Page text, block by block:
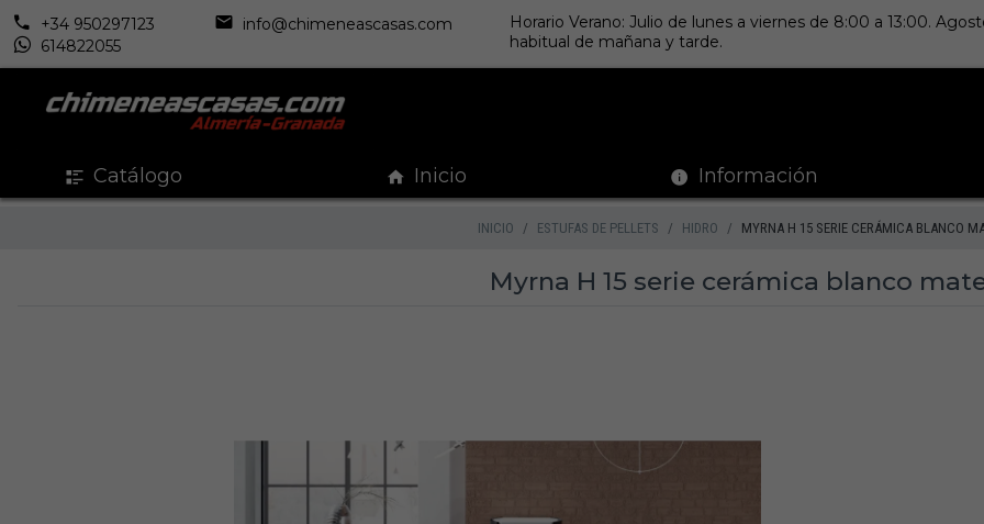
+34 950297123
info@chimeneascasas.com
614822055
Horario Verano: Julio de lunes a viernes de 8:00 a 13:00.
habitual de mañana y tarde.
Catálogo Inicio Información
INICIO ESTUFAS DE PELLETS HIDRO MYRNA H 15 SERIE CERÁMICA BLANCO
Myrna H 15 serie cerámica blanco